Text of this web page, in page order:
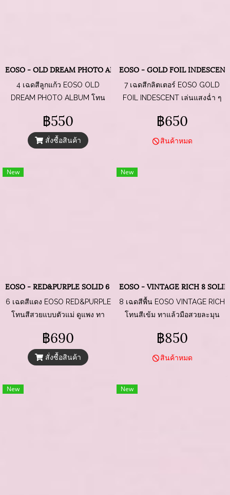
EOSO - OLD DREAM PHOTO ALBUM CAT EYE
4 เฉดสีลูกแก้ว EOSO OLD
DREAM PHOTO ALBUM โทน
โดนแสงแล้วเล่นประกายสวยมาก
รหัส 023, รหัส 046, รหัส 047,
รหัส 048
฿550
สั่งซื้อสินค้า
EOSO - GOLD FOIL
7 เฉดสีกลิตเตอร์ EOSO GOLD
FOIL INDESCENT เล่นแสงฉ่ำ ๆ
฿650
สินค้าหมด
New
EOSO - RED&PURPLE SOLID 6 COLORS
6 เฉดสีแดง EOSO RED&PURPLE
โทนสีสวยแบบตัวแม่ ดูแพง ทา
050, รหัส 051, รหัส 052, รหัส
053, รหัส 057
฿690
สั่งซื้อสินค้า
New
EOSO - VINTAGE RICH 8
8 เฉดสีพื้น EOSO VINTAGE RICH
โทนสีเข้ม ทาแล้วมือสวยละมุน
รหัส 040, รหัส 056, รหัส 057,
รหัส 058, รหัส 059, รหัส 060,
฿850
สินค้าหมด
New New